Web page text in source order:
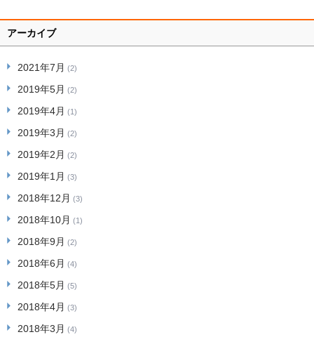
アーカイブ
2021年7月 (2)
2019年5月 (2)
2019年4月 (1)
2019年3月 (2)
2019年2月 (2)
2019年1月 (3)
2018年12月 (3)
2018年10月 (1)
2018年9月 (2)
2018年6月 (4)
2018年5月 (5)
2018年4月 (3)
2018年3月 (4)